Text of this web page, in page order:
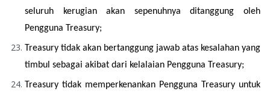
seluruh kerugian akan sepenuhnya ditanggung oleh
Pengguna Treasury;
Treasury tidak akan bertanggung jawab atas kesalahan yang
timbul sebagai akibat dari kelalaian Pengguna Treasury;
Treasury tidak memperkenankan Pengguna Treasury untuk